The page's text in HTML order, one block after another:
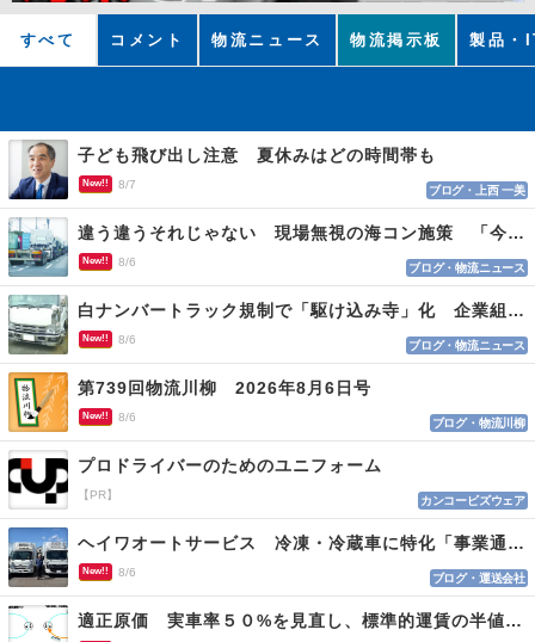
すべて コメント 物流ニュース 物流掲示板 製品・
子ども飛び出し注意 夏休みはどの時間帯も
New!! 8/7 ブログ・上西 一美
違う違うそれじゃない 現場無視の海コン施策 「今でも平均２～３時間は待つ」
New!! 8/6 ブログ・物流ニュース
白ナンバートラック規制で「駆け込み寺」化 企業組合が入会基準を見直しへ
New!! 8/6 ブログ・物流ニュース
第739回物流川柳 2026年8月6日号
New!! 8/6 ブログ・物流川柳
プロドライバーのためのユニフォーム
【PR】 カンコービズウェア
ヘイワオートサービス 冷凍・冷蔵車に特化「事業通じ貢献目指す」
New!! 8/6 ブログ・運送会社
適正原価 実車率５０%を見直し、標準的運賃の半値の恐れも